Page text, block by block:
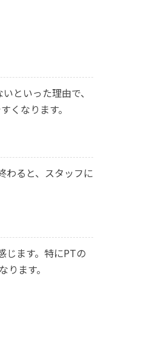
といった理由で、
くなります。
わると、スタッフに
じます。特にPTの
ます。